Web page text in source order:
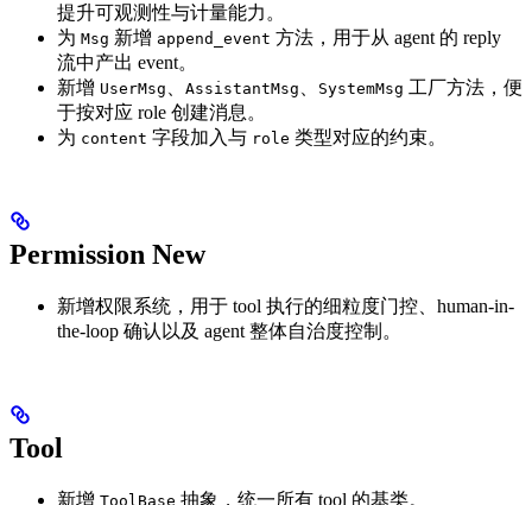
提升可观测性与计量能力。
为 Msg 新增 append_event 方法，用于从 agent 的 reply
流中产出 event。
新增 UserMsg AssistantMsg SystemMsg 工厂方法，便
于按对应 role 创建消息。
为 content 字段加入与 role 类型对应的约束。
Permission New
新增权限系统，用于 tool 执行的细粒度门控、human-in-
the-loop 确认以及 agent 整体自治度控制。
Tool
新增 ToolBase 抽象，统一所有 tool 的基类。